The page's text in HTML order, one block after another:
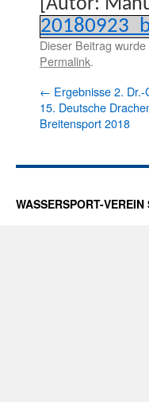
[Autor:
Dieser Beitrag
Permalink.
← Ergebnisse 2.
15. Deutsche
Breitensport 2018
WASSERSPORT-